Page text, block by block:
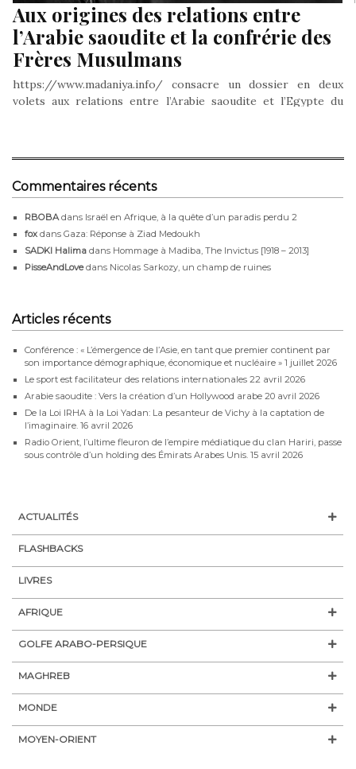
Aux origines des relations entre
l’Arabie saoudite et la confrérie des
Frères Musulmans
https://www.madaniya.info/ consacre un dossier en deux
volets aux relations entre l’Arabie saoudite et l’Egypte du
Commentaires récents
RBOBA dans Israël en Afrique, à la quête d’un paradis perdu 2
fox dans Gaza: Réponse à Ziad Medoukh
SADKI Halima dans Hommage à Madiba, The Invictus [1918 – 2013]
PisseAndLovedans Nicolas Sarkozy, un champ de ruines
Articles récents
Conférence : « L’émergence de l’Asie, en tant que premier continent par
son importance démographique, économique et nucléaire » 1 juillet 2026
Le sport est facilitateur des relations internationales 22 avril 2026
Arabie saoudite : Vers la création d’un Hollywood arabe 20 avril 2026
De la Loi IRHA à la Loi Yadan: La pesanteur de Vichy à la captation de
l’imaginaire. 16 avril 2026
Radio Orient, l’ultime fleuron de l’empire médiatique du clan Hariri, passe
sous contrôle d’un holding des Émirats Arabes Unis. 15 avril 2026
ACTUALITÉS
FLASHBACKS
LIVRES
AFRIQUE
GOLFE ARABO-PERSIQUE
MAGHREB
MONDE
MOYEN-ORIENT